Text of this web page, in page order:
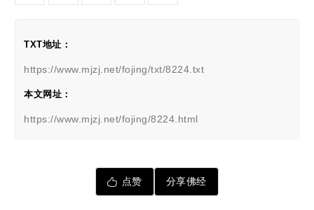
TXT地址：
https://www.mjzj.net/fojing/txt/8224.txt
本文网址：
https://www.mjzj.net/fojing/8224.html
点赞 分享佛经